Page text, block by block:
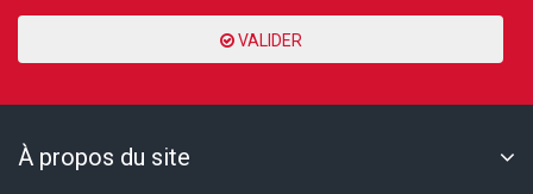
VALIDER
À propos du site